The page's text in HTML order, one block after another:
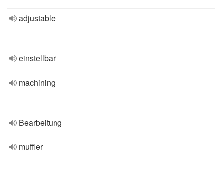
adjustable
einstellbar
machining
Bearbeitung
muffler